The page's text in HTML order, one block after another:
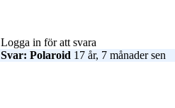
Logga in för att svara
Svar: Polaroid 17 år, 7 månader sen